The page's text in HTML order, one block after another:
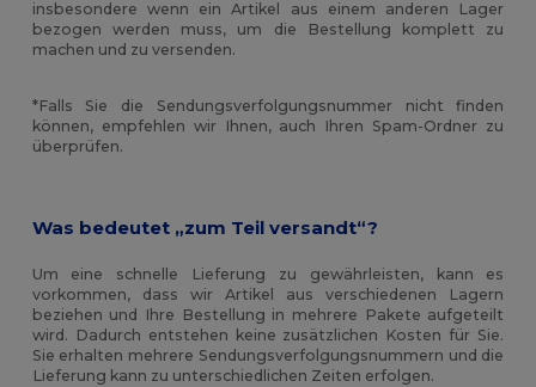
insbesondere wenn ein Artikel aus einem anderen Lager
bezogen werden muss, um die Bestellung komplett zu
machen und zu versenden.
*Falls Sie die Sendungsverfolgungsnummer nicht finden
können, empfehlen wir Ihnen, auch Ihren Spam-Ordner zu
überprüfen.
Was bedeutet „zum Teil versandt“?
Um eine schnelle Lieferung zu gewährleisten, kann es
vorkommen, dass wir Artikel aus verschiedenen Lagern
beziehen und Ihre Bestellung in mehrere Pakete aufgeteilt
wird. Dadurch entstehen keine zusätzlichen Kosten für Sie.
Sie erhalten mehrere Sendungsverfolgungsnummern und die
Lieferung kann zu unterschiedlichen Zeiten erfolgen.